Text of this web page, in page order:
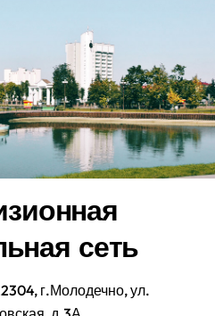
сеть
г.Молодечно, ул.